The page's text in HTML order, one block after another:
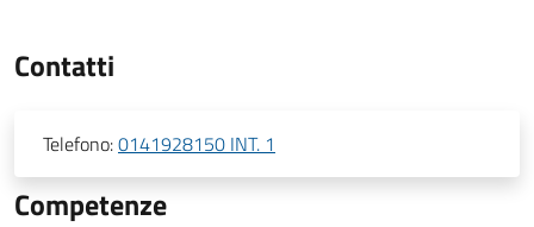
Contatti
Telefono:0141928150 INT. 1
Competenze